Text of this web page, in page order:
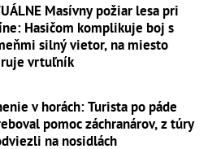
Masívny požiar lesa pri
Hasičom komplikuje boj s
silný vietor, na miesto
vrtuľník
v horách: Turista po páde
pomoc záchranárov, z túry
na nosidlách